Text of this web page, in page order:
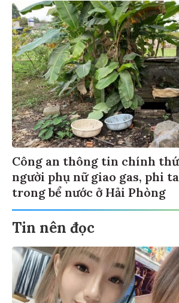
Công an thông tin chính
người phụ nữ giao gas, phi
trong bể nước ở Hải Phòng
Tin nên đọc